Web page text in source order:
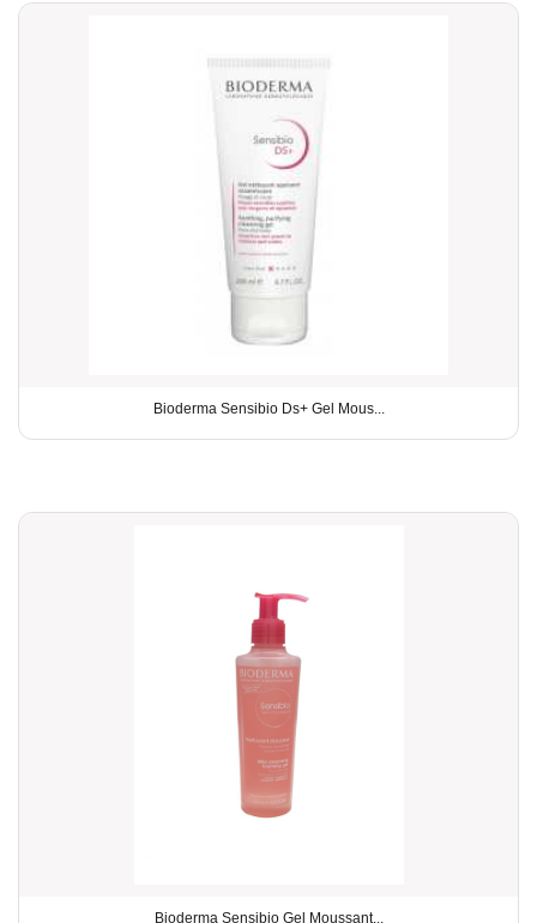
Bioderma Sensibio Ds+ Gel Mous...
Bioderma Sensibio Gel Moussant...